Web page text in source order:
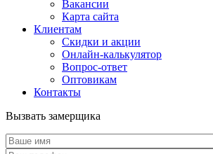
Вакансии
Карта сайта
Клиентам
Скидки и акции
Онлайн-калькулятор
Вопрос-ответ
Оптовикам
Контакты
Вызвать замерщика